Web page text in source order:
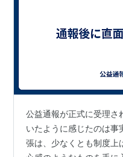
公益通報が正式に受理さ
いたように感じたのは事
張は、少なくとも制度上